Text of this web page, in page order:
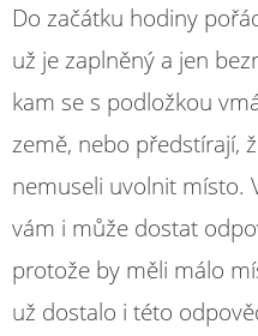
Do začátku hodiny
už je zaplněný a jen
kam se s podložkou
země, nebo předstírají,
nemuseli uvolnit místo.
vám i může dostat
protože by měli málo
už dostalo i této